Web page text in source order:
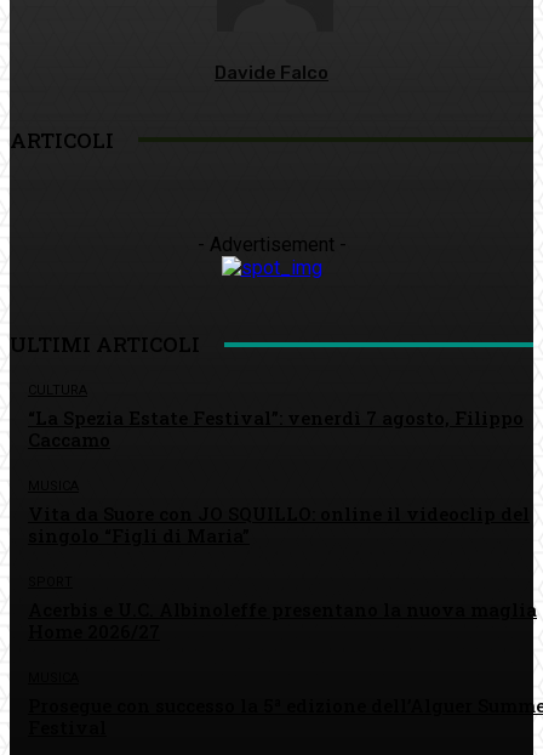
Davide Falco
ARTICOLI
- Advertisement -
ULTIMI ARTICOLI
Acerbis e U.C. Albinoleffe presentano la nuova maglia
Prosegue con successo la 5ª edizione dell’Alguer